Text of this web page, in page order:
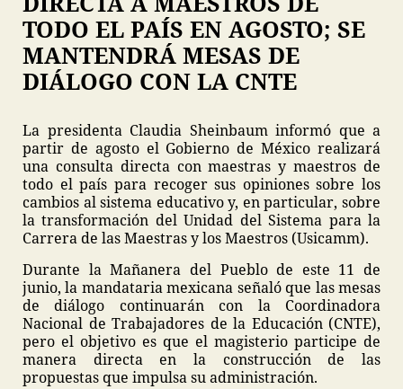
TODO EL PAÍS EN AGOSTO; SE
MANTENDRÁ MESAS DE
DIÁLOGO CON LA CNTE
La presidenta Claudia Sheinbaum informó que a
partir de agosto el Gobierno de México realizará
una consulta directa con maestras y maestros de
todo el país para recoger sus opiniones sobre los
cambios al sistema educativo y, en particular, sobre
la transformación del Unidad del Sistema para la
Carrera de las Maestras y los Maestros (Usicamm).
Durante la Mañanera del Pueblo de este 11 de
junio, la mandataria mexicana señaló que las mesas
de diálogo continuarán con la Coordinadora
Nacional de Trabajadores de la Educación (CNTE),
pero el objetivo es que el magisterio participe de
manera directa en la construcción de las
propuestas que impulsa su administración.